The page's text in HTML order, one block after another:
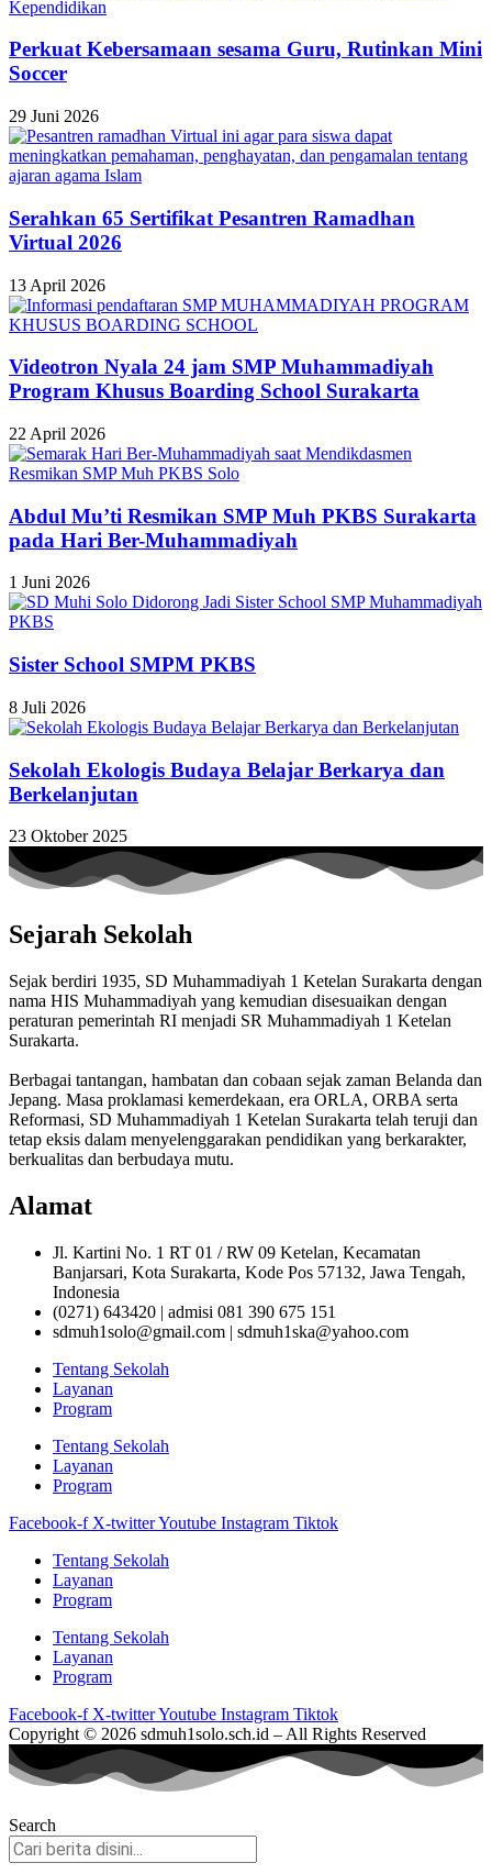
Perkuat Kebersamaan sesama Guru, Rutinkan Mini
Soccer
29 Juni 2026
Serahkan 65 Sertifikat Pesantren Ramadhan
Virtual 2026
13 April 2026
Videotron Nyala 24 jam SMP Muhammadiyah
Program Khusus Boarding School Surakarta
22 April 2026
Abdul Mu’ti Resmikan SMP Muh PKBS Surakarta
pada Hari Ber-Muhammadiyah
1 Juni 2026
Sister School SMPM PKBS
8 Juli 2026
Sekolah Ekologis Budaya Belajar Berkarya dan
Berkelanjutan
23 Oktober 2025
Sejarah Sekolah
Sejak berdiri 1935, SD Muhammadiyah 1 Ketelan Surakarta dengan
nama HIS Muhammadiyah yang kemudian disesuaikan dengan
peraturan pemerintah RI menjadi SR Muhammadiyah 1 Ketelan
Surakarta.
Berbagai tantangan, hambatan dan cobaan sejak zaman Belanda dan
Jepang. Masa proklamasi kemerdekaan, era ORLA, ORBA serta
Reformasi, SD Muhammadiyah 1 Ketelan Surakarta telah teruji dan
tetap eksis dalam menyelenggarakan pendidikan yang berkarakter,
berkualitas dan berbudaya mutu.
Alamat
Jl. Kartini No. 1 RT 01 / RW 09 Ketelan, Kecamatan
Banjarsari, Kota Surakarta, Kode Pos 57132, Jawa Tengah,
Indonesia
(0271) 643420 | admisi 081 390 675 151
sdmuh1solo@gmail.com | sdmuh1ska@yahoo.com
Tentang Sekolah
Layanan
Program
Tentang Sekolah
Layanan
Program
Facebook-f X-twitterYoutube Instagram Tiktok
Tentang Sekolah
Layanan
Program
Tentang Sekolah
Layanan
Program
Facebook-f X-twitterYoutube Instagram Tiktok
Copyright © 2026 sdmuh1solo.sch.id – All Rights Reserved
Search